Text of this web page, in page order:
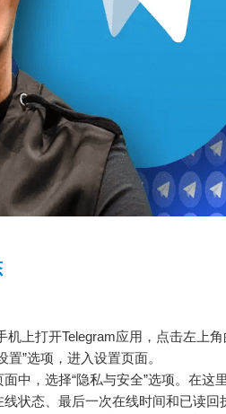
机上打开Telegram应用，点击左上
”选项，进入设置页面。
面中，选择“隐私与安全”选项。在这
状态、最后一次在线时间和已读回